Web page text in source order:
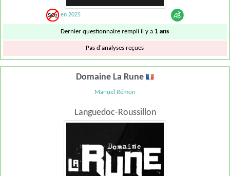
en 2025
Dernier questionnaire rempli il y a 1 ans
Pas d'analyses reçues
Domaine La Rune
Manuel Rémon
Languedoc-Roussillon